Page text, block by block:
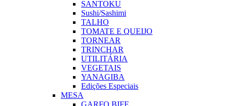
SANTOKU
Sushi/Sashimi
TALHO
TOMATE E QUEIJO
TORNEAR
TRINCHAR
UTILITÁRIA
VEGETAIS
YANAGIBA
Edições Especiais
MESA
GARFO BIFE